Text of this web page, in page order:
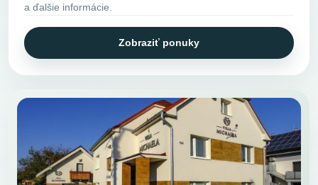
a ďalšie informácie.
Zobraziť ponuky